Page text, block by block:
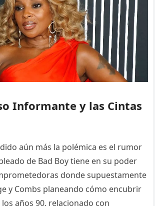
Informante y las Cintas
aún más la polémica es el rumor
de Bad Boy tiene en su poder
donde supuestamente
y Combs planeando cómo encubrir
años 90, relacionado con